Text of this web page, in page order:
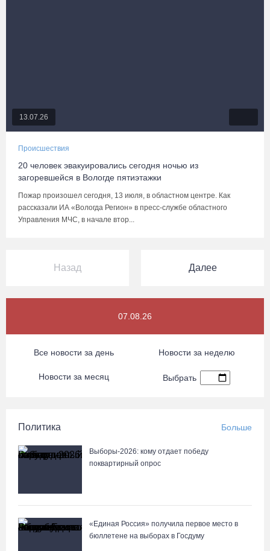
13.07.26
Происшествия
20 человек эвакуировались сегодня ночью из
загоревшейся в Вологде пятиэтажки
Пожар произошел сегодня, 13 июля, в областном центре. Как
рассказали ИА «Вологда Регион» в пресс-службе областного
Управления МЧС, в начале втор...
Назад Далее
07.08.26
Все новости за день Новости за неделю
Новости за месяц Выбрать
Политика Больше
Выборы-2026: кому отдает победу
поквартирный опрос
«Единая Россия» получила первое место в
бюллетене на выборах в Госдуму